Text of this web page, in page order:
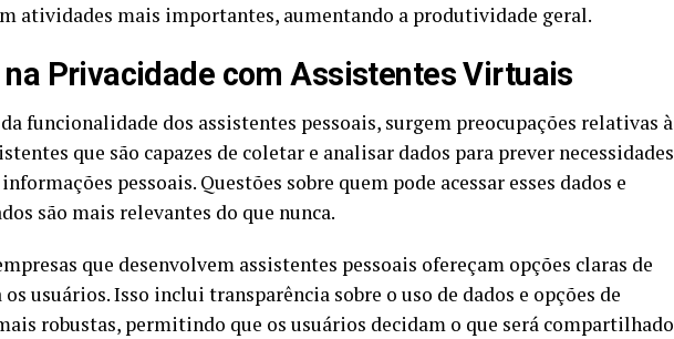
atividades mais importantes, aumentando a produtividade geral.
Privacidade com Assistentes Virtuais
funcionalidade dos assistentes pessoais, surgem preocupações relativas à
que são capazes de coletar e analisar dados para prever necessidades
pessoais. Questões sobre quem pode acessar esses dados e
são mais relevantes do que nunca.
que desenvolvem assistentes pessoais ofereçam opções claras de
usuários. Isso inclui transparência sobre o uso de dados e opções de
robustas, permitindo que os usuários decidam o que será compartilhado